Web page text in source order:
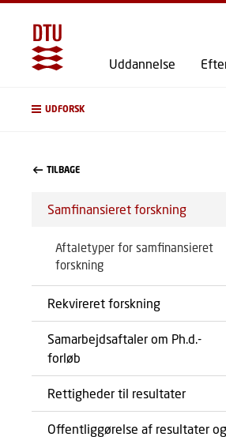
Uddannelse
UDFORSK
TILBAGE
Samfinansieret forskning
Aftaletyper for samfinansieret
forskning
Rekvireret forskning
Samarbejdsaftaler om Ph.d.-
forløb
Rettigheder til resultater
Offentliggørelse af resultater og